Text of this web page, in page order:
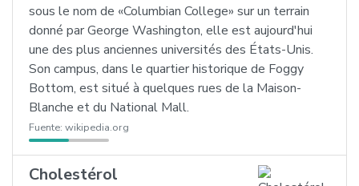
sous le nom de «Columbian College» sur un terrain
donné par George Washington, elle est aujourd'hui
une des plus anciennes universités des États-Unis.
Son campus, dans le quartier historique de Foggy
Bottom, est situé à quelques rues de la Maison-
Blanche et du National Mall.
Fuente: wikipedia.org
Cholestérol